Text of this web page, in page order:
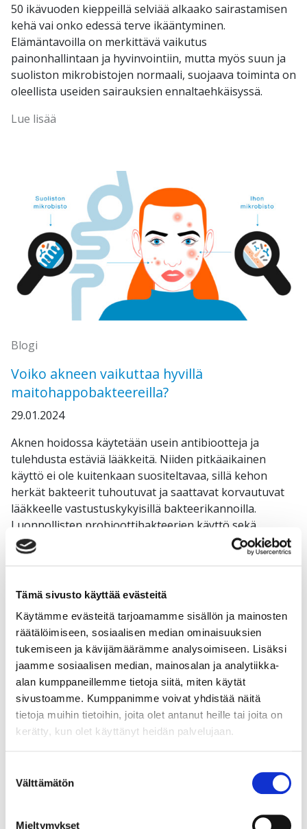
Tämä sivusto käyttää evästeitä
Käytämme evästeitä tarjoamamme sisällön ja mainosten
räätälöimiseen, sosiaalisen median ominaisuuksien
tukemiseen ja kävijämäärämme analysoimiseen. Lisäksi
jaamme sosiaalisen median, mainosalan ja analytiikka-
alan kumppaneillemme tietoja siitä, miten käytät
sivustoamme. Kumppanimme voivat yhdistää näitä
tietoja muihin tietoihin, joita olet antanut heille tai joita on
kerätty, kun olet käyttänyt heidän palvelujaan.
valinta
Välttämätön
Mieltymykset
50 ikävuoden kieppeillä selviää alkaako sairastamisen
kehä vai onko edessä terve ikääntyminen.
Elämäntavoilla on merkittävä vaikutus
painonhallintaan ja hyvinvointiin, mutta myös suun ja
suoliston mikrobistojen normaali, suojaava toiminta on
oleellista useiden sairauksien ennaltaehkäisyssä.
Lue lisää
Blogi
Voiko akneen vaikuttaa hyvillä
maitohappobakteereilla?
29.01.2024
Aknen hoidossa käytetään usein antibiootteja ja
tulehdusta estäviä lääkkeitä. Niiden pitkäaikainen
käyttö ei ole kuitenkaan suositeltavaa, sillä kehon
herkät bakteerit tuhoutuvat ja saattavat korvautuvat
lääkkeelle vastustuskykyisillä bakteerikannoilla.
Luonnollisten probioottibakteerien käyttö sekä
ulkoisesti iholla että sisäisesti suolistossa, on
tuottanut hyviä tutkittuja tuloksia aknen hoidossa.